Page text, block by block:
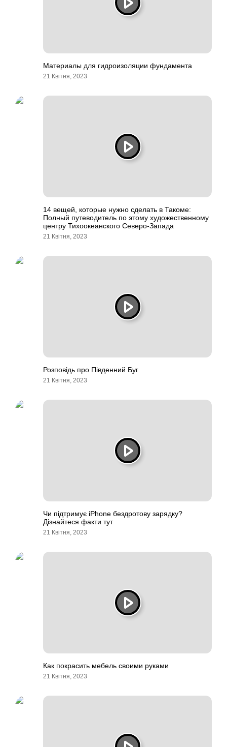
Материалы для гидроизоляции фундамента
21 Квітня, 2023
14 вещей, которые нужно сделать в Такоме:
Полный путеводитель по этому художественному
центру Тихоокеанского Северо-Запада
21 Квітня, 2023
Розповідь про Південний Буг
21 Квітня, 2023
Чи підтримує iPhone бездротову зарядку?
Дізнайтеся факти тут
21 Квітня, 2023
Как покрасить мебель своими руками
21 Квітня, 2023